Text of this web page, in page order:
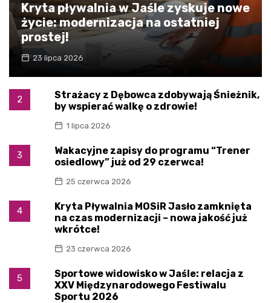
Kryta pływalnia w Jaśle zyskuje nowe
życie: modernizacja na ostatniej
prostej!
23 lipca 2026
2
Strażacy z Dębowca zdobywają Śnieżnik,
by wspierać walkę o zdrowie!
1 lipca 2026
3
Wakacyjne zapisy do programu “Trener
osiedlowy” już od 29 czerwca!
25 czerwca 2026
4
Kryta Pływalnia MOSiR Jasło zamknięta
na czas modernizacji – nowa jakość już
wkrótce!
23 czerwca 2026
5
Sportowe widowisko w Jaśle: relacja z
XXV Międzynarodowego Festiwalu
Sportu 2026